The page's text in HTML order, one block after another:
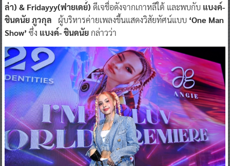
ล่า) & Fridayyy(ฟายเดย์) ดีเจชื่อดังจากเกาหลีใต้ และพบกับ แบงค์-
ชินดนัย ภูวกุล
ผู้บริหารค่ายเพลงขึ้นแสดงวิสัยทัศน์แบบ ‘One Man
Show’ ซึ่ง แบงค์- ชินดนัยกล่าวว่า